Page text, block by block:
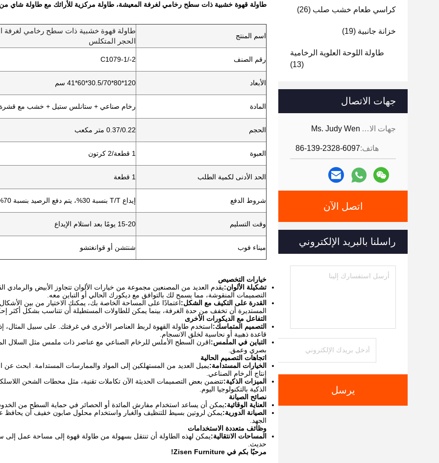
كراسي طعام خشب صلب (26)
خزانة جانبية (19)
طاولة اللوحة العلوية الرخامية
(13)
جهات الاتصال
جهات الاتصال: Ms. Judy Wen
هاتف:86-139-2328-6097
اتصل الآن
راسلنا بالبريد الإلكتروني
يرسل
طاولة قهوة خشبية ذات سطح رخامي لغرفة المعيشة، طاولة مركزية للأرائك مع طاولة شاي
اسم المنتج
طاولة قهوة خشبية ذات سطح رخامي لغرفة
الحجر المتكلس
رقم الصنف C1079-1/-2
الأبعاد 120*80*30.5/70*60*41 سم
المادة رخام صناعي + ستانلس ستيل + خشب مع قشرة
الحجم 0.37/0.22 متر مكعب
العبوة 1 قطعة/2 كرتون
الحد الأدنى لكمية الطلب 1 قطعة
شروط الدفع إيداع T/T بنسبة 30%، يتم دفع الرصيد بنسبة 70% قبل التحميل
وقت التسليم 15-20 يومًا بعد استلام الإيداع
ميناء فوب شنتشن أو قوانغتشو
خيارات التخصيص
تشكيلة الألوان:يقدم العديد من المصنعين مجموعة من خيارات الألوان تتجاوز الأبيض والرمادي
التصميمات المنقوشة، مما يسمح لك بالتوافق مع ديكورك الحالي أو التباين معه.
القدرة على التكيف مع الشكل:اعتمادًا على المساحة الخاصة بك، يمكنك الاختيار من بين
المستديرة أن تخفف من حدة الغرفة، بينما يمكن للطاولات المستطيلة أن تتناسب بشكل أكثر
التفاعل مع الديكورات الأخرى
التصميم المتماسك:استخدم طاولة القهوة لربط العناصر الأخرى في غرفتك. على سبيل المثال،
قاعدة ذهبية أو نحاسية لخلق الانسجام.
التباين في الملمس:اقرن السطح الأملس للرخام الصناعي مع عناصر ذات ملمس مثل السلال
بصري وعمق.
اتجاهات التصميم الحالية
الخيارات المستدامة:يميل العديد من المستهلكين إلى المواد والممارسات المستدامة. ابحث عن
إنتاج الرخام الصناعي.
الميزات الذكية:تتضمن بعض التصميمات الحديثة الآن تكاملات تقنية، مثل محطات الشحن
الذكية بالتكنولوجيا اليوم.
نصائح الصيانة
العناية الوقائية:يمكن أن يساعد استخدام مفارش المائدة أو الحصائر في حماية السطح من
الصيانة الدورية:يمكن لروتين بسيط للتنظيف والغبار واستخدام محلول صابون خفيف أن يحافظ
الجهد.
وظائف متعددة الاستخدامات
المساحات الانتقالية:يمكن لهذه الطاولة أن تنتقل بسهولة من طاولة قهوة إلى مساحة عمل
حديث.
مرحبًا بكم في Zisen Furniture!